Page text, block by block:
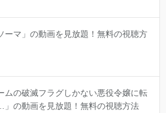
ーマ」の動画を見放題！無料の視聴方
ムの破滅フラグしかない悪役令嬢に転
の動画を見放題！無料の視聴方法